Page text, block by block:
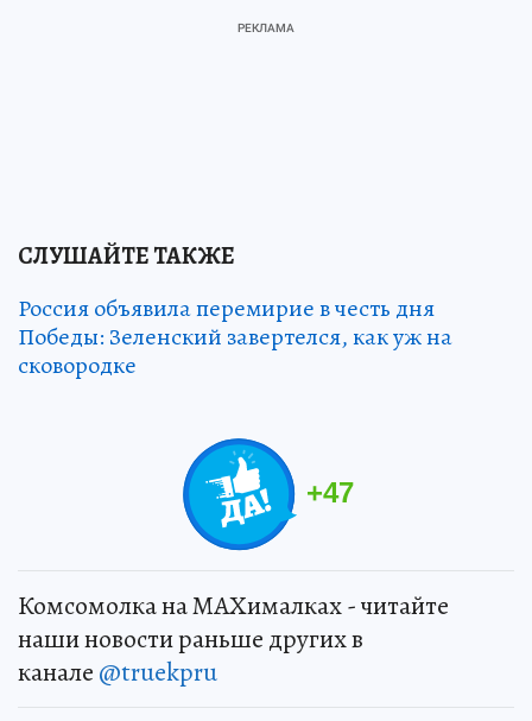
СЛУШАЙТЕ ТАКЖЕ
Россия объявила перемирие в честь дня
Победы: Зеленский завертелся, как уж на
сковородке
+47
Комсомолка на MAXималках - читайте
наши новости раньше других в
канале @truekpru